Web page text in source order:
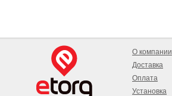
О компании
Доставка
Оплата
Установка